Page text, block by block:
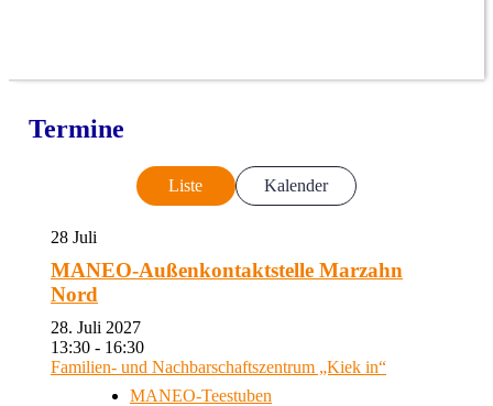
Termine
Liste Kalender
28 Juli
MANEO-Außenkontaktstelle Marzahn
Nord
28. Juli 2027
13:30 - 16:30
Familien- und Nachbarschaftszentrum „Kiek in“
MANEO-Teestuben